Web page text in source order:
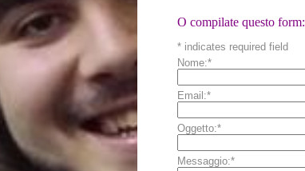
O compilate questo form:
* indicates required field
Nome:*
Email:*
Oggetto:*
Messaggio:*